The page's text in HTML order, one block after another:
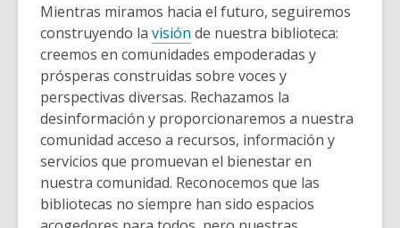
Mientras miramos hacia el futuro, seguiremos
construyendo la visión de nuestra biblioteca:
creemos en comunidades empoderadas y
prósperas construidas sobre voces y
perspectivas diversas. Rechazamos la
desinformación y proporcionaremos a nuestra
comunidad acceso a recursos, información y
servicios que promuevan el bienestar en
nuestra comunidad. Reconocemos que las
bibliotecas no siempre han sido espacios